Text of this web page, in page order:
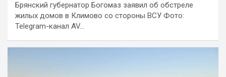
Брянский губернатор Богомаз заявил об обстреле
жилых домов в Климово со стороны ВСУ Фото:
Telegram-канал AV…